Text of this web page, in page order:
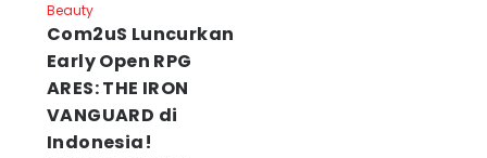
Beauty
Com2uS Luncurkan
Early Open RPG
ARES: THE IRON
VANGUARD di
Indonesia!